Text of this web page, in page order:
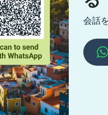
会話